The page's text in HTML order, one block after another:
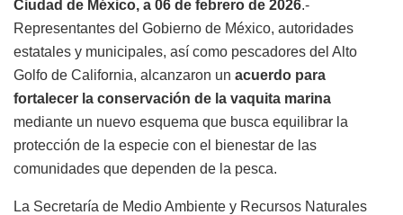
Ciudad de México, a 06 de febrero de 2026.-
Representantes del Gobierno de México, autoridades
estatales y municipales, así como pescadores del Alto
Golfo de California, alcanzaron un acuerdo para
fortalecer la conservación de la vaquita marina
mediante un nuevo esquema que busca equilibrar la
protección de la especie con el bienestar de las
comunidades que dependen de la pesca.
La Secretaría de Medio Ambiente y Recursos Naturales